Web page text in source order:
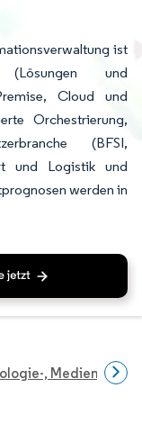
ist
(Lösungen und
Cloud und
Orchestrierung,
(BFSI,
und Logistik und
werden in
, Medien- Und